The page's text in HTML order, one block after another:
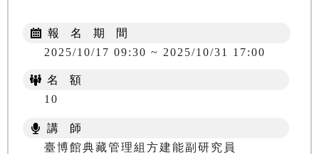
報 名 期 間
2025/10/17 09:30 ~ 2025/10/31 17:00
名 額
10
講 師
臺博館典藏管理組方建能副研究員